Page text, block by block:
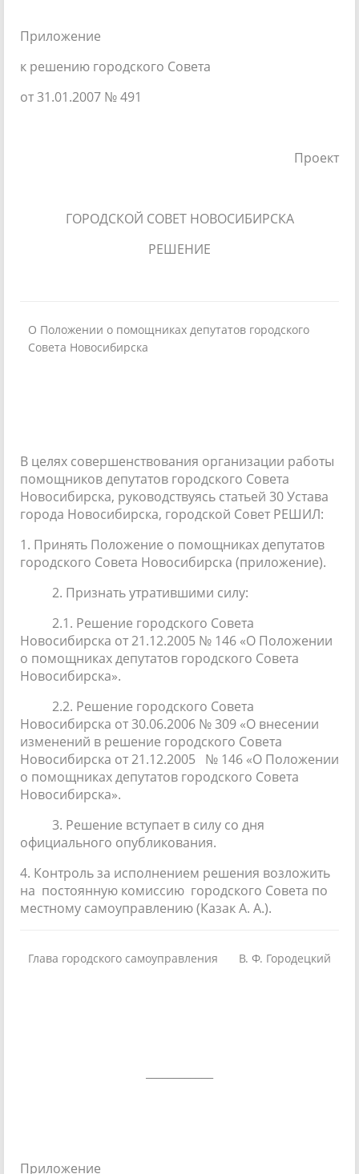
Приложение
к решению городского Совета
от 31.01.2007 № 491
Проект
ГОРОДСКОЙ СОВЕТ НОВОСИБИРСКА
РЕШЕНИЕ
О Положении о помощниках депутатов городского
Совета Новосибирска
В целях совершенствования организации работы
помощников депутатов городского Совета
Новосибирска, руководствуясь статьей 30 Устава
города Новосибирска, городской Совет РЕШИЛ:
1. Принять Положение о помощниках депутатов
городского Совета Новосибирска (приложение).
2. Признать утратившими силу:
2.1. Решение городского Совета
Новосибирска от 21.12.2005 № 146 «О Положении
о помощниках депутатов городского Совета
Новосибирска».
2.2. Решение городского Совета
Новосибирска от 30.06.2006 № 309 «О внесении
изменений в решение городского Совета
Новосибирска от 21.12.2005 № 146 «О Положении
о помощниках депутатов городского Совета
Новосибирска».
3. Решение вступает в силу со дня
официального опубликования.
4. Контроль за исполнением решения возложить
на постоянную комиссию городского Совета по
местному самоуправлению (Казак А. А.).
Глава городского самоуправления В. Ф. Городецкий
Приложение